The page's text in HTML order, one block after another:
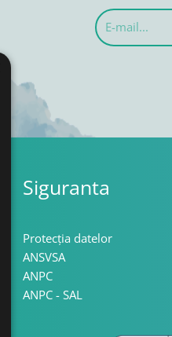
E-
mail...
Siguranta
Protecția datelor
ANSVSA
ANPC
ANPC - SAL